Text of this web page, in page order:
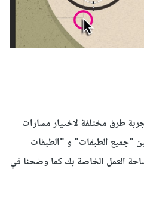
طرق مختلفة لاختيارمسارات
"جميع الطبقات" و "الطبقات
العمل الخاصة بككما وضحنا في